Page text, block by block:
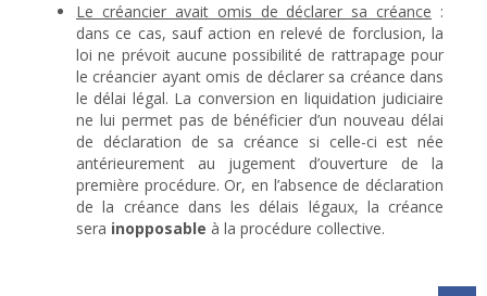
Le créancier avait omis de déclarer sa créance :
dans ce cas, sauf action en relevé de forclusion, la
loi ne prévoit aucune possibilité de rattrapage pour
le créancier ayant omis de déclarer sa créance dans
le délai légal. La conversion en liquidation judiciaire
ne lui permet pas de bénéficier d’un nouveau délai
de déclaration de sa créance si celle-ci est née
antérieurement au jugement d’ouverture de la
première procédure. Or, en l’absence de déclaration
de la créance dans les délais légaux, la créance
sera inopposable à la procédure collective.